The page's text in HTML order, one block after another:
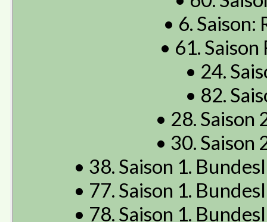
• 6.
• 61.
• 24.
• 82.
• 28. Saison
• 30. Saison
• 38. Saison 1.
• 77. Saison 1.
• 78. Saison 1.